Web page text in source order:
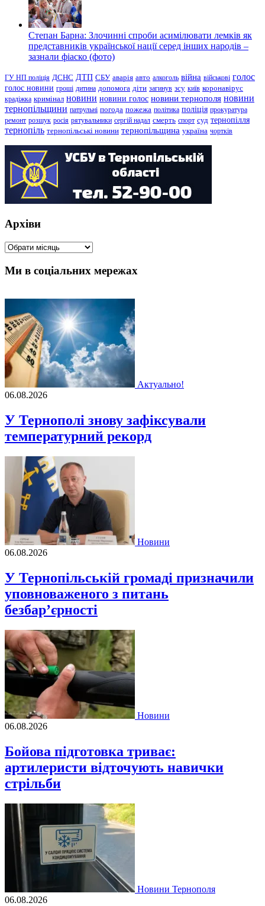
Степан Барна: Злочинні спроби асимілювати лемків як
представників української нації серед інших народів –
зазнали фіаско (фото)
ГУ НП поліція ДСНС ДТП СБУ аварія авто алкоголь війна військові голос
голос новини гроші дитина допомога діти загинув зсу київ коронавірус
крадіжка кримінал новини новини голос новини тернополя новини
тернопільщини патрульні погода пожежа політика поліція прокуратура
ремонт розшук росія рятувальники сергій надал смерть спорт суд тернопілля
тернопіль тернопільські новини тернопільщина україна чортків
Архіви
Архіви
Ми в соціальних мережах
Актуально!
06.08.2026
У Тернополі знову зафіксували
температурний рекорд
Новини
06.08.2026
У Тернопільській громаді призначили
уповноваженого з питань
безбар’єрності
Новини
06.08.2026
Бойова підготовка триває:
артилеристи відточують навички
стрільби
Новини Тернополя
06.08.2026